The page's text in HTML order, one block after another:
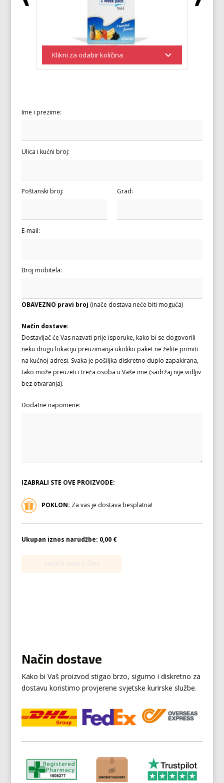
Ime i prezime:
Ulica i kućni broj:
Poštanski broj: Grad:
E-mail:
Broj mobitela:
OBAVEZNO pravi broj (inače dostava neće biti moguća)
Način dostave:
Dostavljač će Vas nazvati prije isporuke, kako bi se dogovorili
neku drugu lokaciju preuzimanja ukoliko paket ne želite primiti
na kućnoj adresi. Svaka je pošiljka diskretno duplo zapakirana,
tako može preuzeti i treća osoba u Vaše ime (sadržaj nije vidljiv
bez otvaranja).
Dodatne napomene:
IZABRALI STE OVE PROIZVODE:
POKLON: Za vas je dostava besplatna!
Ukupan iznos narudžbe: 0,00 €
Način dostave
Kako bi Vaš proizvod stigao brzo, sigurno i diskretno za
dostavu koristimo provjerene svjetske kurirske službe.